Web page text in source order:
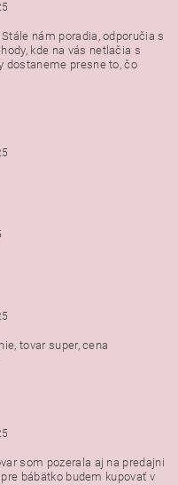
nám poradia, odporučia s
kde na vás netlačia s
dostaneme presne to, čo
tovar super, cena
som pozerala aj na predajni
bábätko budem kupovať v